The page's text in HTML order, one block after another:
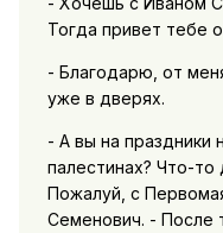
Тогда привет тебе
- Благодарю, от
уже в дверях.
- А вы на праздники
палестинах? Что-
Пожалуй, с
Семенович. - После